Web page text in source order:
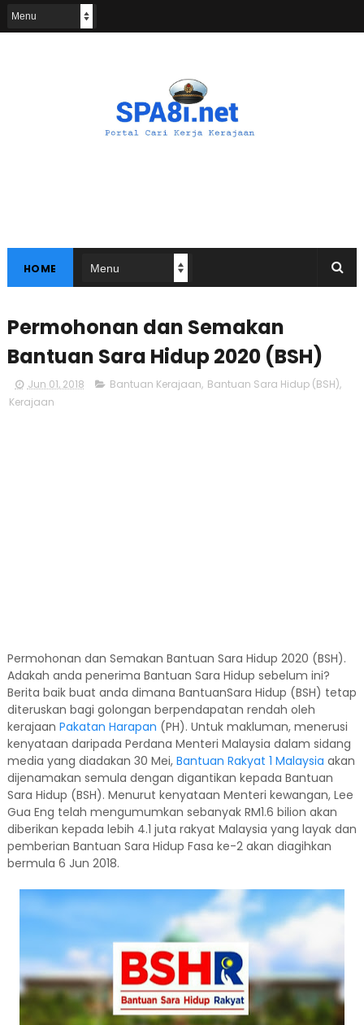
HOME
Permohonan dan Semakan
Bantuan Sara Hidup 2020 (BSH)
Jun 01, 2018 Bantuan Kerajaan, Bantuan Sara Hidup (BSH),
Kerajaan
Permohonan dan Semakan Bantuan Sara Hidup 2020 (BSH).
Adakah anda penerima Bantuan Sara Hidup sebelum ini?
Berita baik buat anda dimana BantuanSara Hidup (BSH) tetap
diteruskan bagi golongan berpendapatan rendah oleh
kerajaan Pakatan Harapan (PH). Untuk makluman, menerusi
kenyataan daripada Perdana Menteri Malaysia dalam sidang
media yang diadakan 30 Mei, Bantuan Rakyat 1 Malaysia akan
dijenamakan semula dengan digantikan kepada Bantuan
Sara Hidup (BSH). Menurut kenyataan Menteri kewangan, Lee
Gua Eng telah mengumumkan sebanyak RM1.6 bilion akan
diberikan kepada lebih 4.1 juta rakyat Malaysia yang layak dan
pemberian Bantuan Sara Hidup Fasa ke-2 akan diagihkan
bermula 6 Jun 2018.